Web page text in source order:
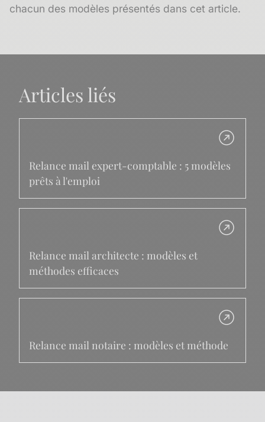
chacun des modèles présentés dans cet article.
Articles liés
Relance mail expert-comptable : 5 modèles
prêts à l'emploi
Relance mail architecte : modèles et
méthodes efficaces
Relance mail notaire : modèles et méthode